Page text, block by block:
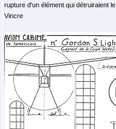
rupture d'un élément qui détruiraient
Vincre